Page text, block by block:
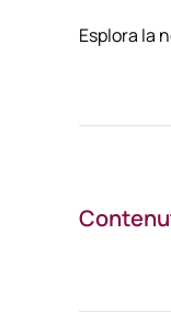
Esplora la